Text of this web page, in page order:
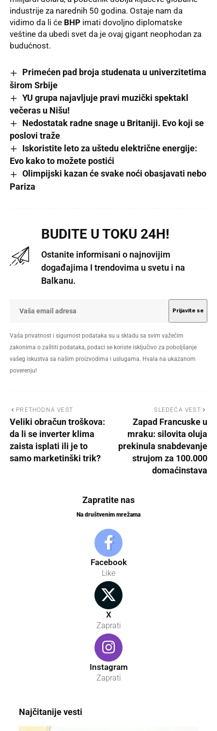
industrije za narednih 50 godina. Ostaje nam da
vidimo da li će BHP imati dovoljno diplomatske
veštine da ubedi svet da je ovaj gigant neophodan za
budućnost.
Primećen pad broja studenata u univerzitetima
širom Srbije
YU grupa najavljuje pravi muzički spektakl
večeras u Nišu!
Nedostatak radne snage u Britaniji. Evo koji se
poslovi traže
Iskoristite leto za uštedu električne energije:
Evo kako to možete postići
Olimpijski kazan će svake noći obasjavati nebo
Pariza
BUDITE U TOKU 24H!
Ostanite informisani o najnovijim
događajima I trendovima u svetu i na
Balkanu.
Vaša privatnost i sigurnost podataka su u skladu sa svim važećim
zakonima o zaštiti podataka, podaci se koriste isključivo za poboljšanje
vašeg iskustva sa našim proizvodima i uslugama. Hvala na ukazanom
poverenju!
PRETHODNA VEST
Veliki obračun troškova:
da li se inverter klima
zaista isplati ili je to
samo marketinški trik?
SLEDEĆA VEST
Zapad Francuske u
mraku: silovita oluja
prekinula snabdevanje
strujom za 100.000
domaćinstava
Zapratite nas
Na društvenim mrežama
Facebook
Like
X
Zaprati
Instagram
Zaprati
Najčitanije vesti